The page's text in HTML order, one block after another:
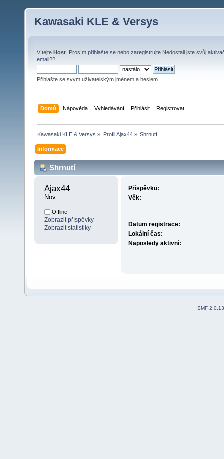
Kawasaki KLE & Versys
Vítejte Host . Prosím přihlašte se nebo zaregistrujte .Nedostali jste svůj
email??
Přihlašte se svým uživatelským jménem a heslem.
Domů Nápověda Vyhledávání Přihlásit Registrovat
Kawasaki KLE & Versys » Profil Ajax44» Shrnutí
Informace
Shrnutí
Ajax44
Nov
Offline
Zobrazit příspěvky
Zobrazit statistiky
Příspěvků:
Věk:
Datum registrace:
Lokální čas:
Naposledy aktivní:
SMF 2.0.13